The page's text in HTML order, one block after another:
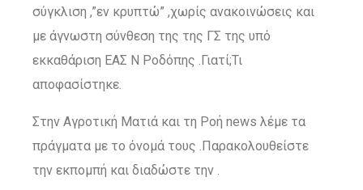
σύγκλιση ,”εν κρυπτώ” ,χωρίς ανακοινώσεις και
με άγνωστη σύνθεση της της ΓΣ της υπό
εκκαθάριση ΕΑΣ Ν Ροδόπης .Γιατί;Τι
αποφασίστηκε.
Στην Αγροτική Ματιά και τη Ροή news λέμε τα
πράγματα με το όνομά τους .Παρακολουθείστε
την εκπομπή και διαδώστε την .